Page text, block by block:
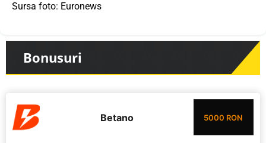
Sursa foto: Euronews
Bonusuri
Betano 5000 RON